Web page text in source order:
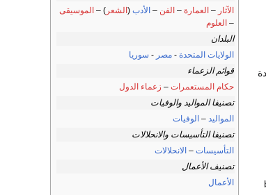
الآثار – العمارة – الفن – الأدب (الشعر ) – الموسيقى
– العلوم
البلدان
الولايات المتحدة - مصر - سوريا
قوائم الزعماء
حكام المستعمرات – زعماء الدول
تصنيفا المواليد والوفيات
المواليد – الوفيات
تصنيفا التأسيسات والانحلالات
التأسيسات – الانحلالات
تصنيف الأعمال
الأعمال